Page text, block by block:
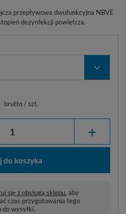
przepływowa dwufunkcyjna NBVE
dezynfekcji powietrza.
brutto/szt.
+
do koszyka
się z obsługą sklepu, aby
czas przygotowania tego
wysyłki.